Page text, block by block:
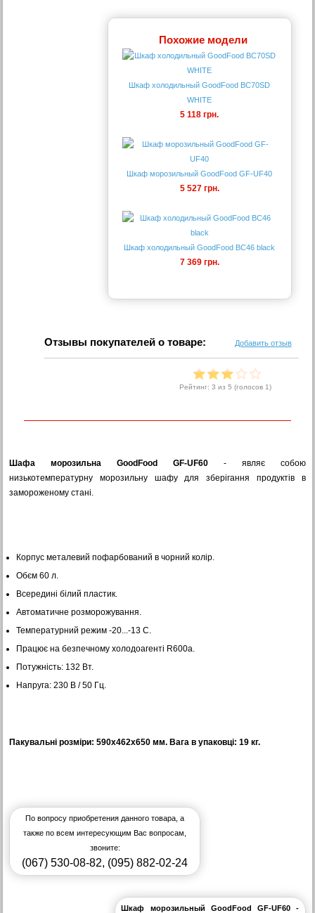
Похожие модели
Шкаф холодильный GoodFood ВС70SD
WHITE
5 118 грн.
Шкаф морозильный GoodFood GF-UF40
5 527 грн.
Шкаф холодильный GoodFood BC46 black
7 369 грн.
Отзывы покупателей о товаре: Добавить отзыв
Рейтинг: 3 из 5 (голосов 1)
Шафа морозильна GoodFood GF-UF60- являє собою
низькотемпературну морозильну шафу для зберігання продуктів в
замороженому стані.
Корпус металевий пофарбований в чорний колір.
Обєм 60 л.
Всередині білий пластик.
Автоматичне розморожування.
Температурний режим -20...-13 C.
Працює на безпечному холодоагенті R600а.
Потужність: 132 Вт.
Напруга: 230 В / 50 Гц.
Пакувальні розміри: 590х462х650 мм. Вага в упаковці: 19 кг.
По вопросу приобретения данного товара, а
также по всем интересующим Вас вопросам,
звоните:
(067) 530-08-82, (095) 882-02-24
Шкаф морозильный GoodFood GF-UF60 -